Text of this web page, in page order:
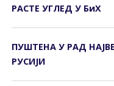
РАСТЕ УГЛЕД У БиХ
ПУШТЕНА У РАД
РУСИЈИ